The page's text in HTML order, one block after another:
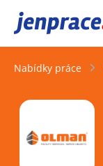
JenPráce.cz
Nabídky práce